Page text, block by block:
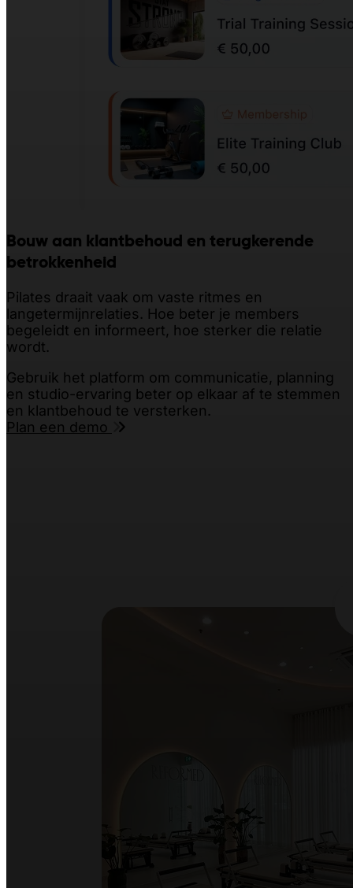
Bouw aan klantbehoud en terugkerende
betrokkenheid
Pilates draait vaak om vaste ritmes en
langetermijnrelaties. Hoe beter je members
begeleidt en informeert, hoe sterker die relatie
wordt.
Gebruik het platform om communicatie, planning
en studio-ervaring beter op elkaar af te stemmen
en klantbehoud te versterken.
Plan een demo